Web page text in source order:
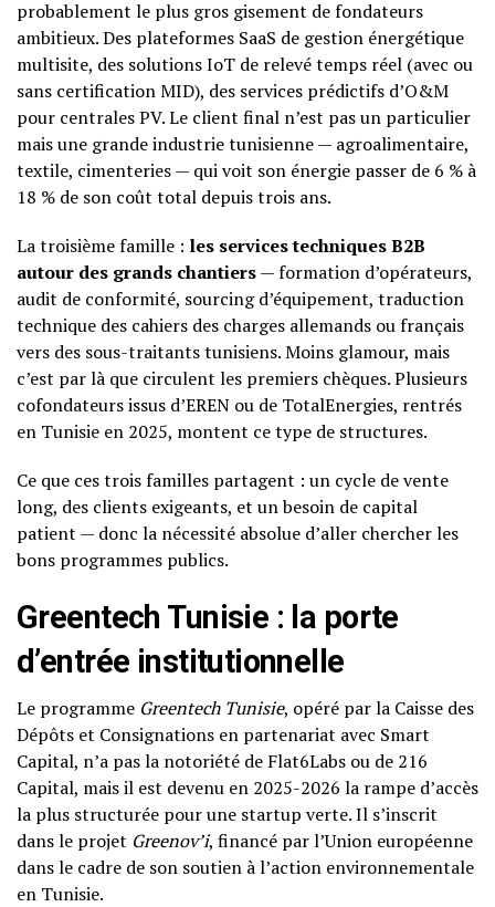
probablement le plus gros gisement de fondateurs
ambitieux. Des plateformes SaaS de gestion énergétique
multisite, des solutions IoT de relevé temps réel (avec ou
sans certification MID), des services prédictifs d’O&M
pour centrales PV. Le client final n’est pas un particulier
mais une grande industrie tunisienne — agroalimentaire,
textile, cimenteries — qui voit son énergie passer de 6 % à
18 % de son coût total depuis trois ans.
La troisième famille : les services techniques B2B
autour des grands chantiers— formation d’opérateurs,
audit de conformité, sourcing d’équipement, traduction
technique des cahiers des charges allemands ou français
vers des sous-traitants tunisiens. Moins glamour, mais
c’est par là que circulent les premiers chèques. Plusieurs
cofondateurs issus d’EREN ou de TotalEnergies, rentrés
en Tunisie en 2025, montent ce type de structures.
Ce que ces trois familles partagent : un cycle de vente
long, des clients exigeants, et un besoin de capital
patient — donc la nécessité absolue d’aller chercher les
bons programmes publics.
Greentech Tunisie : la porte
d’entrée institutionnelle
Le programme Greentech Tunisie, opéré par la Caisse des
Dépôts et Consignations en partenariat avec Smart
Capital, n’a pas la notoriété de Flat6Labs ou de 216
Capital, mais il est devenu en 2025-2026 la rampe d’accès
la plus structurée pour une startup verte. Il s’inscrit
dans le projet Greenov’i, financé par l’Union européenne
dans le cadre de son soutien à l’action environnementale
en Tunisie.